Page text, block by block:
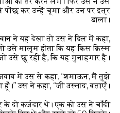
पोंछ कर उन्हें चूमा और उन पर इत्र
डाला।
ने यह देखा तो उस ने दिल में कहा,
उसे मालूम होता कि यह किस क़िस्म
उसे छू रही है, कि यह गुनाहगार है।”
में उस से कहा, “शमाऊन, मैं तुझे
हूँ।”उस ने कहा, “जी उस्ताद, बताएँ।”
के दो क़र्ज़दार थे। एक को उस ने चाँदी